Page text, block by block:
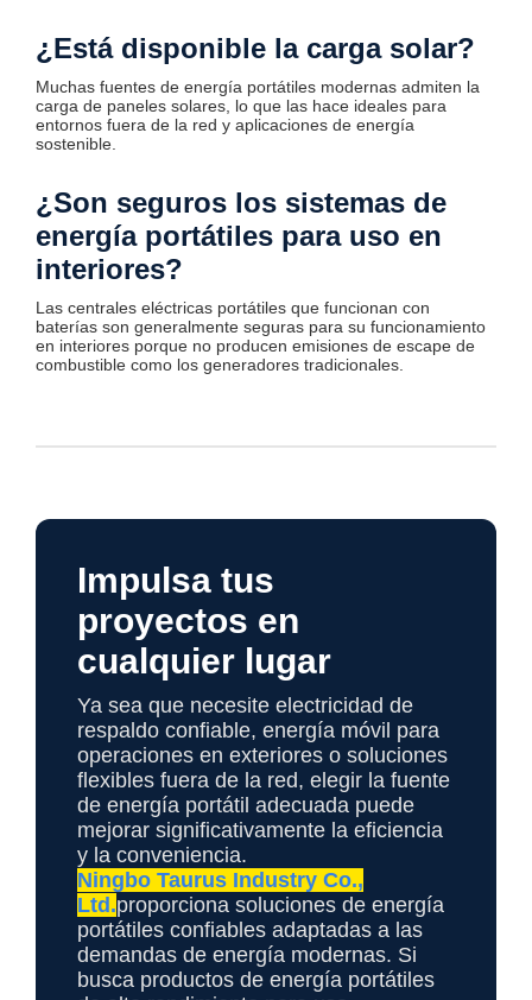
¿Está disponible la carga solar?
Muchas fuentes de energía portátiles modernas admiten la
carga de paneles solares, lo que las hace ideales para
entornos fuera de la red y aplicaciones de energía
sostenible.
¿Son seguros los sistemas de
energía portátiles para uso en
interiores?
Las centrales eléctricas portátiles que funcionan con
baterías son generalmente seguras para su funcionamiento
en interiores porque no producen emisiones de escape de
combustible como los generadores tradicionales.
Impulsa tus
proyectos en
cualquier lugar
Ya sea que necesite electricidad de
respaldo confiable, energía móvil para
operaciones en exteriores o soluciones
flexibles fuera de la red, elegir la fuente
de energía portátil adecuada puede
mejorar significativamente la eficiencia
y la conveniencia.
Ningbo Taurus Industry Co.,
Ltd.proporciona soluciones de energía
portátiles confiables adaptadas a las
demandas de energía modernas. Si
busca productos de energía portátiles